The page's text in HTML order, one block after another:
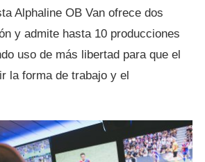
Alphaline OB Van ofrece dos
y admite hasta 10 producciones
uso de más libertad para que el
la forma de trabajo y el